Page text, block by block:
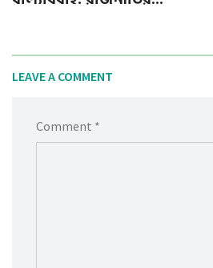
LEAVE A COMMENT
Comment *